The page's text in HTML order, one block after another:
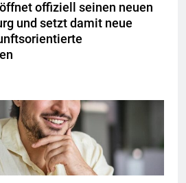
offiziell seinen neuen
und setzt damit neue